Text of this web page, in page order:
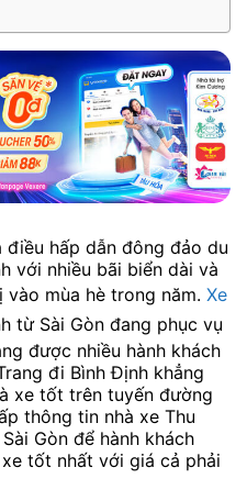
điều hấp dẫn đông đảo du
với nhiều bãi biển dài và
mùa hè trong năm. Xe
từ Sài Gòn đang phục vụ
được nhiều hành khách
đi Bình Định khẳng
xe tốt trên tuyến đường
thông tin nhà xe Thu
Gòn để hành khách
tốt nhất với giá cả phải